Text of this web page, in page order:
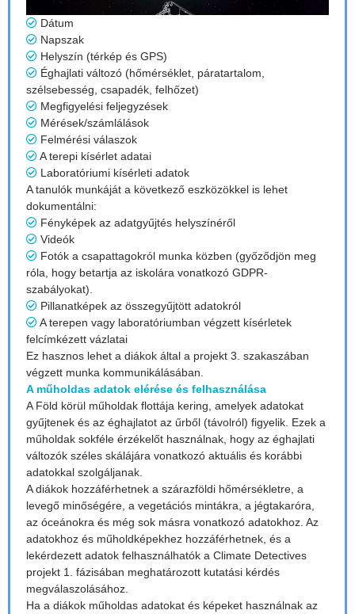
Dátum
Napszak
Helyszín (térkép és GPS)
Éghajlati változó (hőmérséklet, páratartalom,
szélsebesség, csapadék, felhőzet)
Megfigyelési feljegyzések
Mérések/számlálások
Felmérési válaszok
A terepi kísérlet adatai
Laboratóriumi kísérleti adatok
A tanulók munkáját a következő eszközökkel is lehet
dokumentálni:
Fényképek az adatgyűjtés helyszínéről
Videók
Fotók a csapattagokról munka közben (győződjön meg
róla, hogy betartja az iskolára vonatkozó GDPR-
szabályokat).
Pillanatképek az összegyűjtött adatokról
A terepen vagy laboratóriumban végzett kísérletek
felcímkézett vázlatai
Ez hasznos lehet a diákok által a projekt 3. szakaszában
végzett munka kommunikálásában.
A műholdas adatok elérése és felhasználása
A Föld körül műholdak flottája kering, amelyek adatokat
gyűjtenek és az éghajlatot az űrből (távolról) figyelik. Ezek a
műholdak sokféle érzékelőt használnak, hogy az éghajlati
változók széles skálájára vonatkozó aktuális és korábbi
adatokkal szolgáljanak.
A diákok hozzáférhetnek a szárazföldi hőmérsékletre, a
levegő minőségére, a vegetációs mintákra, a jégtakaróra,
az óceánokra és még sok másra vonatkozó adatokhoz. Az
adatokhoz és műholdképekhez hozzáférhetnek, és a
lekérdezett adatok felhasználhatók a Climate Detectives
projekt 1. fázisában meghatározott kutatási kérdés
megválaszolásához.
Ha a diákok műholdas adatokat és képeket használnak az